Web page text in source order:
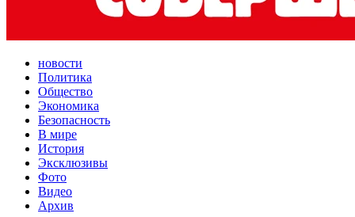
новости
Политика
Общество
Экономика
Безопасность
В мире
История
Эксклюзивы
Фото
Видео
Архив